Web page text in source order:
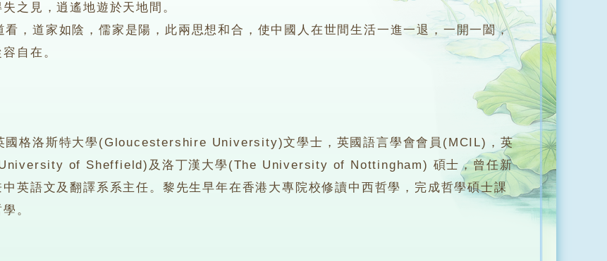
之見，逍遙地遊於天地間。
道家如陰，儒家是陽，此兩思想和合，使中國人在世間生活一進一退，一開一闔，
自在。
格洛斯特大學(Gloucestershire University)文學士，英國語言學會會員(MCIL)，英
of Sheffield)及洛丁漢大學(The University of Nottingham) 碩士，曾任新
英語文及翻譯系系主任。黎先生早年在香港大專院校修讀中西哲學，完成哲學碩士課
。